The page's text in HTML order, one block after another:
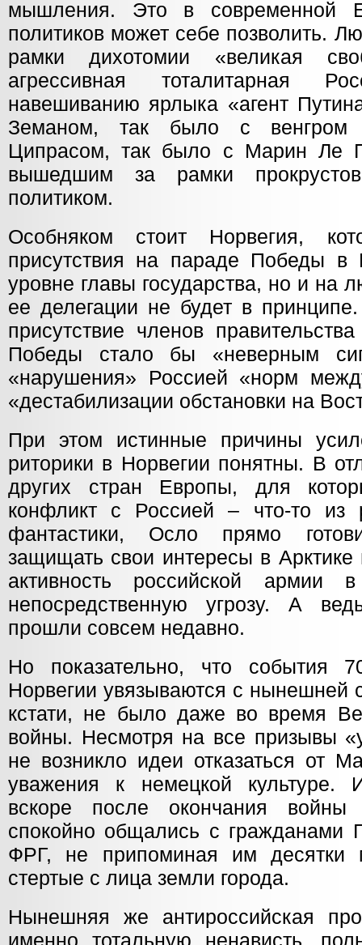
мышления. Это в современной
политиков может себе позволить.
рамки дихотомии «великая
агрессивная тоталитарная
навешиванию ярлыка «агент
Земаном, так было с венгром
Ципрасом, так было с Марин Ле
вышедшим за рамки
политиком.
Особняком стоит Норвегия,
присутствия на параде Победы в
уровне главы государства, но и на
ее делегации не будет в
присутствие членов
Победы стало бы «неверным
«нарушения» Россией «норм
«дестабилизации обстановки на
При этом истинные причины
риторики в Норвегии понятны. В
других стран Европы, для
конфликт с Россией – что-то из
фантастики, Осло прямо
защищать свои интересы в
активность российской армии
непосредственную угрозу. А
прошли совсем недавно.
Но показательно, что события
Норвегии увязываются с нынешней
кстати, не было даже во время
войны. Несмотря на все призывы
не возникло идеи отказаться от
уважения к немецкой культуре.
вскоре после окончания войны
спокойно общались с
ФРГ, не припоминая им десятки
стертые с лица земли города.
Нынешняя же антироссийская
именно тотальную ненависть,